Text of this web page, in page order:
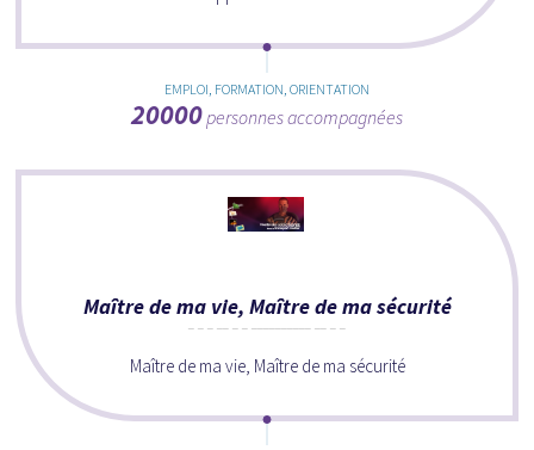
EMPLOI, FORMATION, ORIENTATION
20000 personnes accompagnées
Maître de ma vie, Maître de ma sécurité
Maître de ma vie, Maître de ma sécurité